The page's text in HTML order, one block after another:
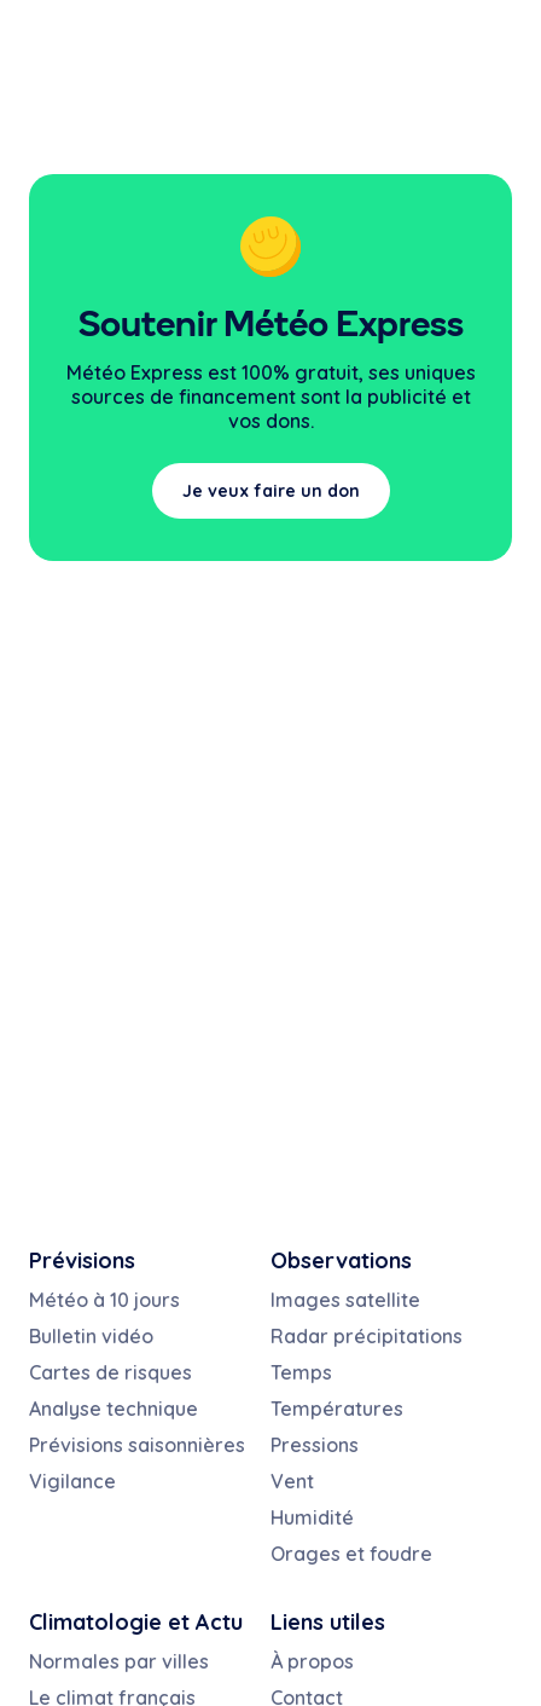
Soutenir Météo Express
Météo Express est 100% gratuit, ses uniques
sources de financement sont la publicité et
vos dons.
Je veux faire un don
Prévisions
Météo à 10 jours
Bulletin vidéo
Cartes de risques
Analyse technique
Prévisions saisonnières
Vigilance
Observations
Images satellite
Radar précipitations
Temps
Températures
Pressions
Vent
Humidité
Orages et foudre
Climatologie et Actu
Normales par villes
Le climat français
Liens utiles
À propos
Contact